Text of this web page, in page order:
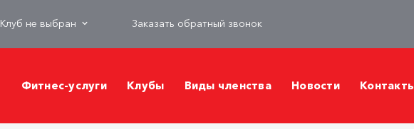
Клуб не выбран Заказать обратный звонок
Фитнес-услуги Клубы Виды членства Новости